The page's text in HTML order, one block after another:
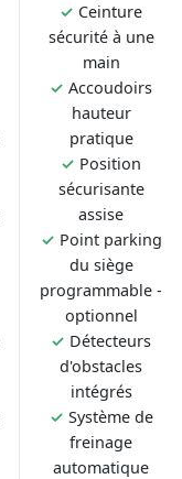
✓ Ceinture
sécurité à une
main
✓ Accoudoirs
hauteur
pratique
✓ Position
sécurisante
assise
✓ Point parking
du siège
programmable -
optionnel
✓ Détecteurs
d'obstacles
intégrés
✓ Système de
freinage
automatique